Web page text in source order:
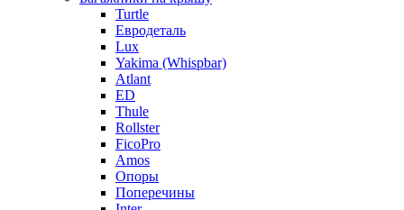
Turtle
Евродеталь
Lux
Yakima (Whispbar)
Atlant
ED
Thule
Rollster
FicoPro
Amos
Опоры
Поперечины